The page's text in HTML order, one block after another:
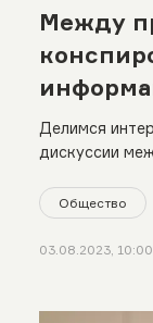
Между
Делимся
дискуссии
Общество
03.08.2023, 10:00